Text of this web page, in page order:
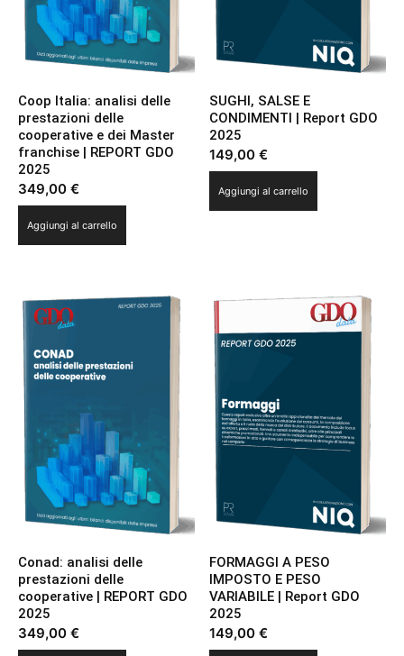
Coop Italia: analisi delle
prestazioni delle
cooperative e dei Master
franchise | REPORT GDO
2025
349,00 €
Aggiungi al carrello
SUGHI, SALSE E
CONDIMENTI | Report GDO
2025
149,00€
Aggiungi al carrello
Conad: analisi delle
prestazioni delle
cooperative | REPORT GDO
2025
349,00 €
FORMAGGI A PESO
IMPOSTO E PESO
VARIABILE | Report GDO
2025
149,00€